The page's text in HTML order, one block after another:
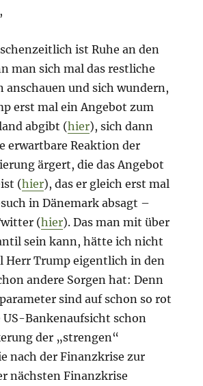
ist Ruhe an den
man sich mal das restliche
anschauen und sich wundern,
erst mal ein Angebot zum
abgibt (hier), sich dann
erwartbare Reaktion der
ärgert, die das Angebot
(hier), das er gleich erst mal
in Dänemark absagt –
(hier). Das man mit über
sein kann, hätte ich nicht
Herr Trump eigentlich in den
andere Sorgen hat: Denn
sind auf schon so rot
US-Bankenaufsicht schon
der „strengen“
nach der Finanzkrise zur
nächsten Finanzkrise